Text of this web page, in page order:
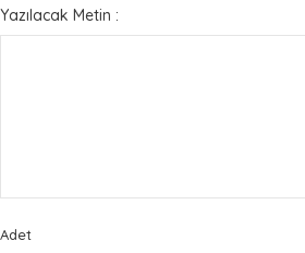
Yazılacak Metin :
Adet